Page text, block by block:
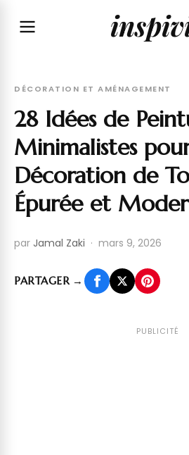
DÉCORATION ET AMÉNAGEMENT
28 Idées de
Minimalistes
Décoration de
Épurée et
par Jamal Zaki · mars 9, 2026
PARTAGER →
PUBLICITÉ